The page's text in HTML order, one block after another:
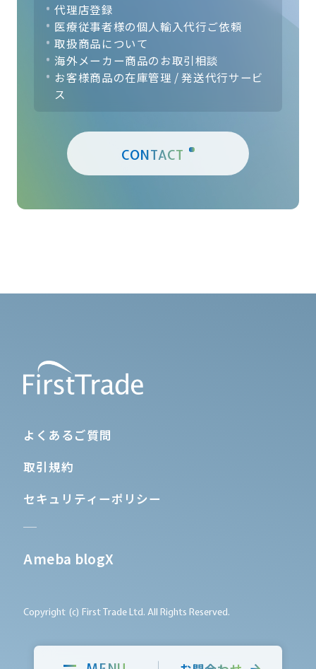
代理店登録
医療従事者様の個人輸入代行ご依頼
取扱商品について
海外メーカー商品のお取引相談
お客様商品の在庫管理 / 発送代行サービ
ス
CONTACT
よくあるご質問
取引規約
セキュリティーポリシー
Ameba blogX
Copyright (c) First Trade Ltd. All Rights Reserved.